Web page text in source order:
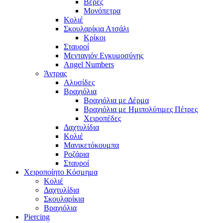
Μονόπετρα
Κολιέ
Σκουλαρίκια Ατσάλι
Κρίκοι
Σταυροί
Μενταγιόν Εγκυμοσύνης
Angel Numbers
Άντρας
Αλυσίδες
Βραχιόλια
Βραχιόλια με Δέρμα
Βραχιόλια με Ημιπολύτιμες Πέτρες
Χειροπέδες
Δαχτυλίδια
Κολιέ
Μανικετόκουμπα
Ροζάρια
Σταυροί
Χειροποίητο Κόσμημα
Κολιέ
Δαχτυλίδια
Σκουλαρίκια
Βραχιόλια
Piercing